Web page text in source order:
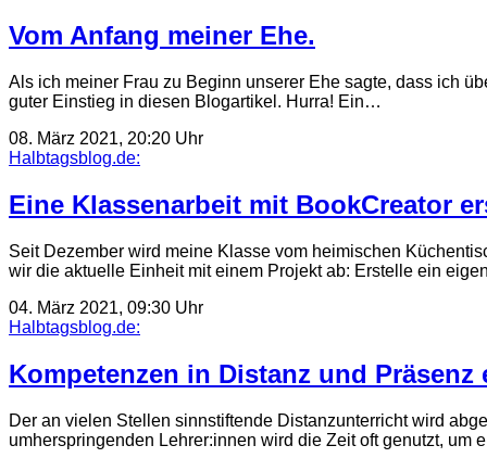
Vom Anfang meiner Ehe.
Als ich meiner Frau zu Beginn unserer Ehe sagte, dass ich
guter Einstieg in diesen Blogartikel. Hurra! Ein…
08. März 2021, 20:20 Uhr
Halbtagsblog.de:
Eine Klassenarbeit mit BookCreator
Seit Dezember wird meine Klasse vom heimischen
wir die aktuelle Einheit mit einem Projekt ab: Erstelle ein
04. März 2021, 09:30 Uhr
Halbtagsblog.de:
Kompetenzen in Distanz und Präsenz
Der an vielen Stellen sinnstiftende Distanzunterricht wird
umherspringenden Lehrer:innen wird die Zeit oft genutzt, um